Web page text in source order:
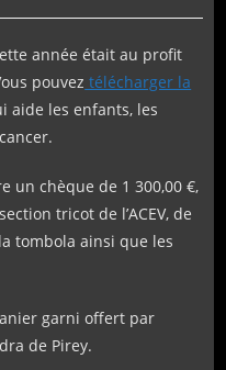
année était au profit
pouvez télécharger la
aide les enfants, les
un chèque de 1 300,00 €,
tricot de l’ACEV, de
tombola ainsi que les
garni offert par
de Pirey.